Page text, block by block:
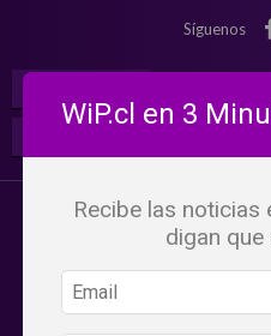
Síguenos
WiP.cl en 3
Recibe las noticias
digan